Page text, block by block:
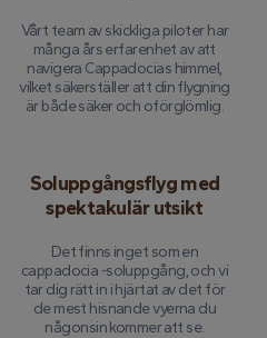
Vårt team av skickliga piloter har
många års erfarenhet av att
navigera Cappadocias himmel,
vilket säkerställer att din flygning
är både säker och oförglömlig.
Soluppgångsflyg med
spektakulär utsikt
Det finns inget som en
cappadocia -soluppgång, och vi
tar dig rätt in i hjärtat av det för
de mest hisnande vyerna du
någonsin kommer att se.